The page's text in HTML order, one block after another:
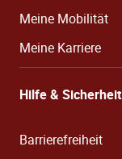
Meine Mobilität
Meine Karriere
Hilfe & Sicherheit
Barrierefreiheit